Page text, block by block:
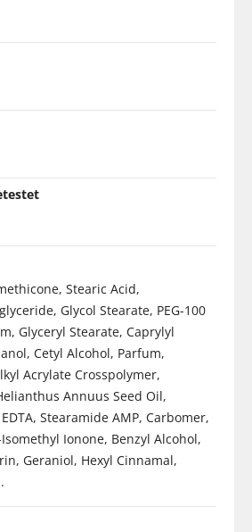
Stearic Acid,
Glycol Stearate, PEG-100
Glyceryl Stearate, Caprylyl
Cetyl Alcohol, Parfum,
Acrylate Crosspolymer,
Annuus Seed Oil,
Stearamide AMP, Carbomer,
Ionone, Benzyl Alcohol,
Geraniol, Hexyl Cinnamal,